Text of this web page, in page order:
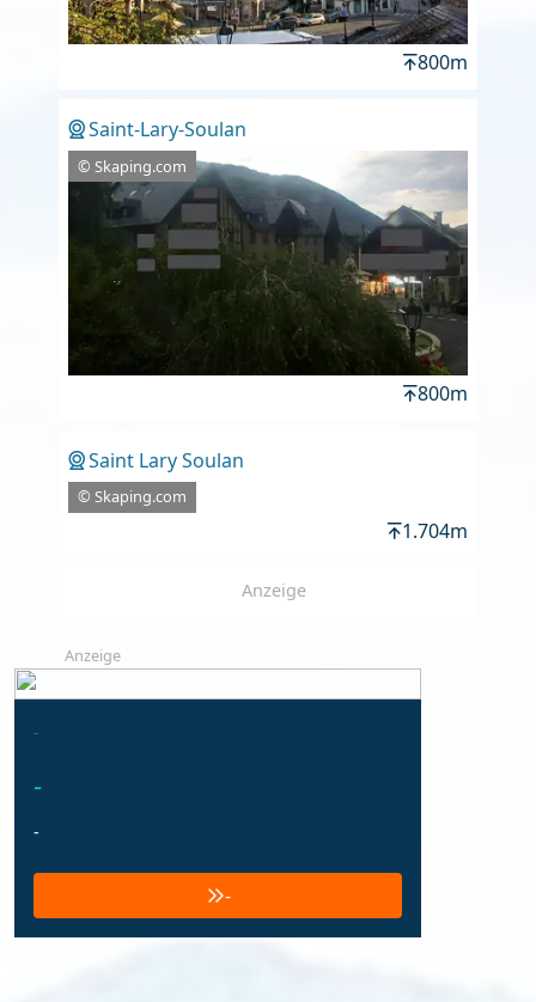
800m
Saint-Lary-Soulan
© Skaping.com
800m
Saint Lary Soulan
© Skaping.com
1.704m
Anzeige
Anzeige
-
-
-
-